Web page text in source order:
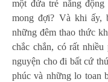
một đứa trẻ năng
mong đợi? Và khi ấy,
những đêm thao thức
chắc chắn, có rất
nguyện cho đi bất cứ
phúc và những lo toan